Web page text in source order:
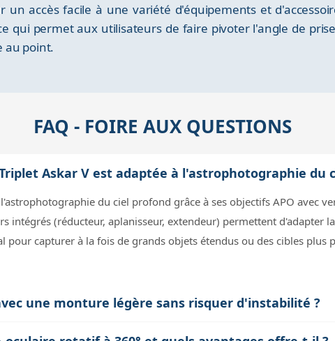
un accès facile à une variété d'équipements et
qui permet aux utilisateurs de faire pivoter l'angle de
au point.
FAQ - FOIRE AUX QUESTIONS
Askar V est adaptée à l'astrophotographie du
du ciel profond grâce à ses objectifs APO avec
intégrés (réducteur, aplanisseur, extendeur) permettent d'adapter
pour capturer à la fois de grands objets étendus ou des cibles plus
une monture légère sans risquer d'instabilité ?